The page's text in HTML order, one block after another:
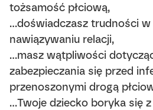
tożsamość płciową,
…doświadczasz trudności w
nawiązywaniu relacji,
…masz wątpliwości
zabezpieczania się przed
przenoszonymi drogą
…Twoje dziecko boryka się